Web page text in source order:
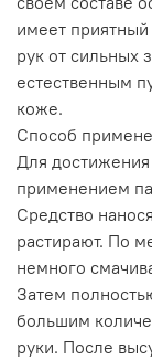
имеет
рук от сильных
естественным
коже.
Способ
Для
применением
Средство
растирают. По
немного
Затем
большим
руки. После